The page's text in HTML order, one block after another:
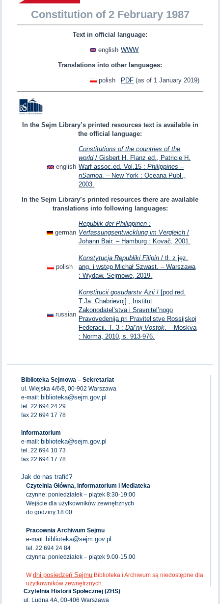
Constitution of 2 February 1987
Text in official language:
english WWW
Translations into other languages:
polish PDF (as of 1 January 2019)
In the Sejm Library’s printed resources text is available in
the official language:
english
Constitutions of the countries of the
world/ Gisbert H. Flanz ed., Patricie H.
Warf assoc.ed. Vol.15 :Philippines –
nSamoa. – New York : Oceana Publ.,
2003.
In the Sejm Library’s printed resources there are available
translations into following languages:
german
Republik der Philippinen :
Verfassungsentwicklung im Vergleich /
Johann Bair. – Hamburg : Kovač, 2001.
polish
Konstytucja Republiki Filipin / tł. z jęz.
ang. i wstęp Michał Szwast. – Warszawa
: Wydaw. Sejmowe, 2019.
russian
Konstitucii gosudarstv Azii / [pod red.
T.Ja. Chabrievoj] ; Institut
Zakonodatel’stva i Sravnitel’nogo
Pravovedenija pri Pravitel’stve Rossijskoj
Federacii. T. 3 :Dal’nij Vostok. – Moskva
: Norma, 2010, s. 913-976.
Biblioteka Sejmowa – Sekretariat
ul. Wiejska 4/6/8, 00-902 Warszawa
e-mail: biblioteka@sejm.gov.pl
tel. 22 694 24 29
fax 22 694 17 78
Informatorium
e-mail: biblioteka@sejm.gov.pl
tel. 22 694 10 73
fax 22 694 17 78
Jak do nas trafić?
Czytelnia Główna, Informatorium i Mediateka
czynne: poniedziałek – piątek 8:30-19:00
Wejście dla użytkowników zewnętrznych
do godziny 18:00
Pracownia Archiwum Sejmu
e-mail: biblioteka@sejm.gov.pl
tel. 22 694 24 84
czynna: poniedziałek – piątek 9.00-15.00
Wdni posiedzeń Sejmu Biblioteka i Archiwum są niedostępne dla
użytkowników zewnętrznych.
Czytelnia Historii Społecznej (ZHS)
ul. Ludna 4A, 00-406 Warszawa